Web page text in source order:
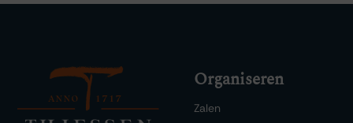
Organiseren
Zalen